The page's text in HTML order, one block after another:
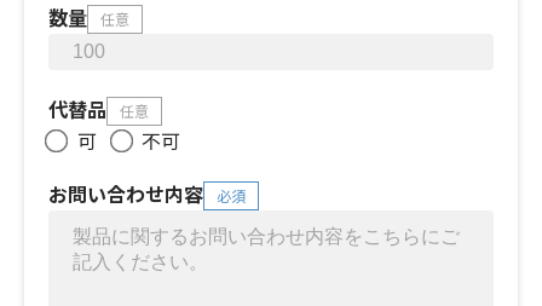
数量 任意
代替品 任意
可
不可
お問い合わせ内容
必須